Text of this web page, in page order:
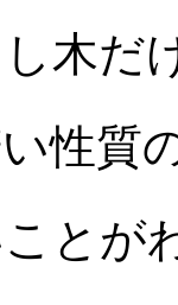
木だ
性質
とが